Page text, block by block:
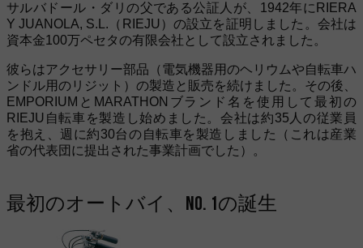
サルバドール・ダリの父である公証人が、1942年にRIERA
Y JUANOLA, S.L.（RIEJU）の設立を証明しました。会社は
資本金100万ペセタの有限会社として設立されました。
彼らはアクセサリー部品（電気機器用のヘリウムや自転車ハ
ンドル用のリジット）の製造と販売を続けました。その後、
EMPORIUMとMARATHONブランド名を使用して最初の
RIEJU自転車を製造し始めました。会社は約35人の従業員
を抱え、週に約30台の自転車を製造しました（これは産業
省の代表団に提出された事業計画でした）。
最初のオートバイ、No. 1の誕生